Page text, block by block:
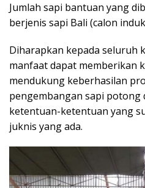
Jumlah sapi bantuan yang
berjenis sapi Bali (calon
Diharapkan kepada seluruh
manfaat dapat memberikan
mendukung keberhasilan
pengembangan sapi potong
ketentuan-ketentuan yang
juknis yang ada.